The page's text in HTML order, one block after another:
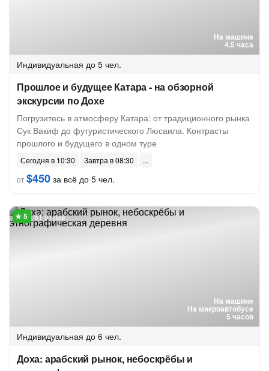
На машине
4.5 часа
Индивидуальная до 5 чел.
Прошлое и будущее Катара - на обзорной
экскурсии по Дохе
Погрузитесь в атмосферу Катара: от традиционного рынка
Сук Вакиф до футуристического Люсаила. Контрасты
прошлого и будущего в одном туре
Сегодня в 10:30
Завтра в 08:30
от$450 за всё до 5 чел.
На машине
На микроавтобусе
5 часов
61 отзыв
Индивидуальная до 6 чел.
Доха: арабский рынок, небоскрёбы и